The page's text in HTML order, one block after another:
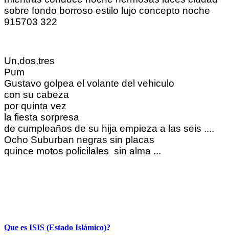
Un,dos,tres
Pum
Gustavo golpea el volante del vehiculo
con su cabeza
por quinta vez
la fiesta sorpresa
de cumpleaños de su hija empieza a las seis ....
Ocho Suburban negras sin placas
quince motos policilales sin alma ...
Que es ISIS (Estado Islámico)?